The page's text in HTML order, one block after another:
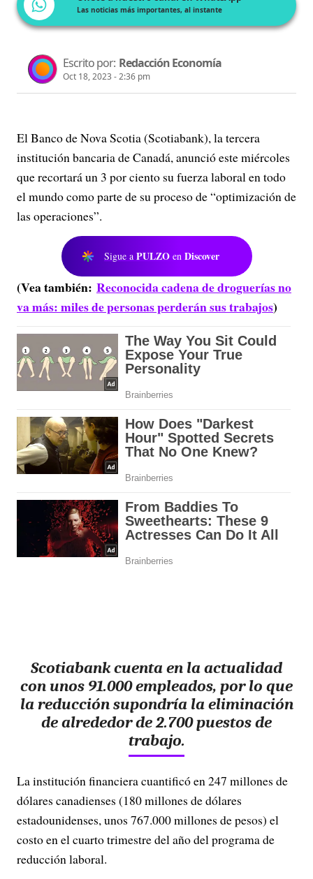
Las noticias más importantes, al instante
Escrito por: Redacción Economía
Oct 18, 2023 - 2:36 pm
El Banco de Nova Scotia (Scotiabank), la tercera
institución bancaria de Canadá, anunció este miércoles
que recortará un 3 por ciento su fuerza laboral en todo
el mundo como parte de su proceso de “optimización de
las operaciones”.
Sigue a PULZO en Discover
(Vea también: Reconocida cadena de droguerías no
va más: miles de personas perderán sus trabajos)
Scotiabank cuenta en la actualidad
con unos 91.000 empleados, por lo que
la reducción supondría la eliminación
de alrededor de 2.700 puestos de
trabajo.
La institución financiera cuantificó en 247 millones de
dólares canadienses (180 millones de dólares
estadounidenses, unos 767.000 millones de pesos) el
costo en el cuarto trimestre del año del programa de
reducción laboral.